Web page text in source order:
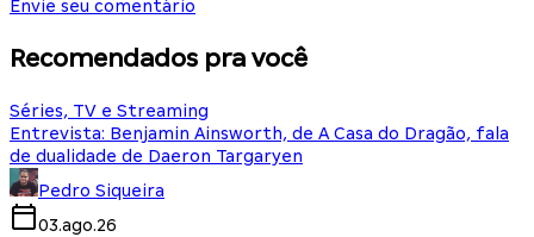
Envie seu comentário
Recomendados pra você
Séries, TV e Streaming
Entrevista: Benjamin Ainsworth, de A Casa do Dragão, fala
de dualidade de Daeron Targaryen
Pedro Siqueira
03.ago.26